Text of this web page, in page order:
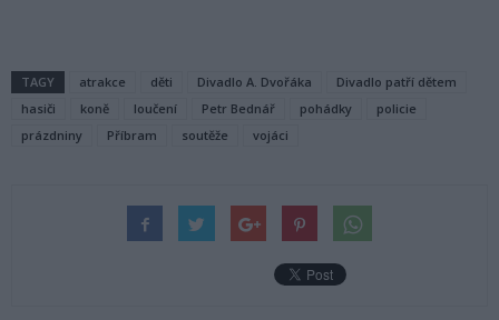
TAGY atrakce děti Divadlo A. Dvořáka
Divadlo patří dětem
hasiči
koně loučení Petr Bednář pohádky
policie
prázdniny
Příbram soutěže vojáci